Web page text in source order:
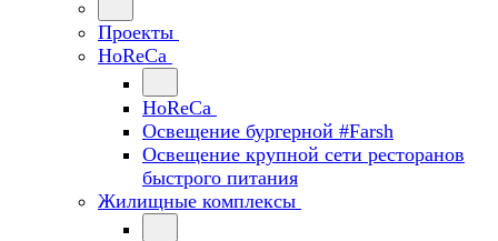
Проекты
HoReCa
HoReCa
Освещение бургерной #Farsh
Освещение крупной сети ресторанов
быстрого питания
Жилищные комплексы